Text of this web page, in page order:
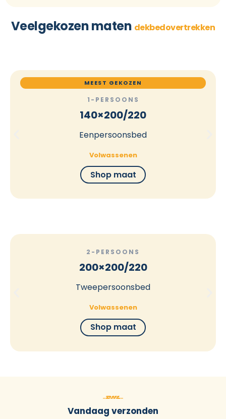
Veelgekozen maten dekbedovertrekken
MEEST GEKOZEN
1-PERSOONS
140×200/220
Eenpersoonsbed
Volwassenen
Shop maat
2-PERSOONS
200×200/220
Tweepersoonsbed
Volwassenen
Shop maat
Vandaag verzonden